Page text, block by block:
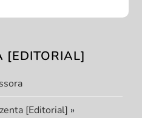
[EDITORIAL]
[Editorial] »